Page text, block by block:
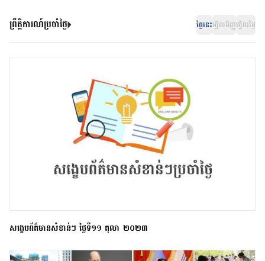
ព្រឹត្តិការណ៍ប្រចាំថ្ងៃ ថ្ងៃនេះម្សិលមិញម្សិលម្ងៃ
សង្ខេបព័ត៌មានសំខាន់ៗ ថ្ងៃទី១១ តុលា ២០២៣